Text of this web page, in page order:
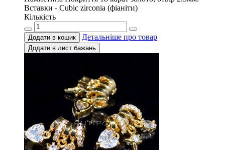
Вставки - Cubic zirconia (фіаніти)
Кількість
Додати в кошик Детальніше про товар
Додати в лист бажань